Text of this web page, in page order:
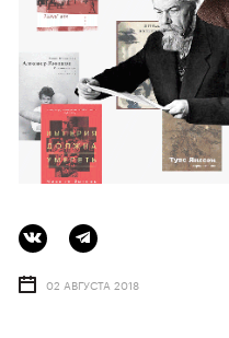
02 АВГУСТА 2018